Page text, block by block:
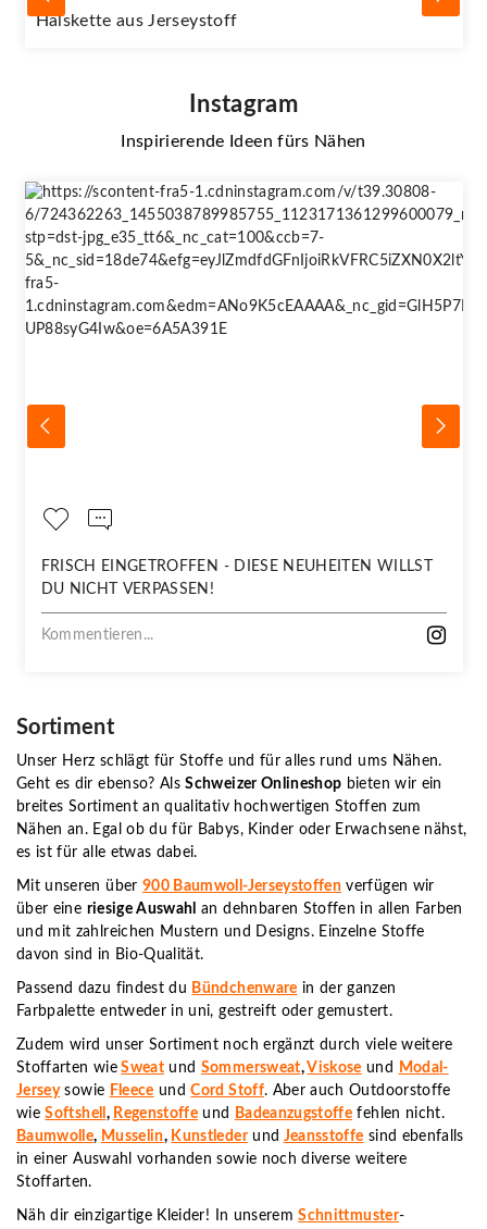
Halskette aus Jerseystoff
Instagram
Inspirierende Ideen fürs Nähen
FRISCH EINGETROFFEN - DIESE NEUHEITEN WILLST
DU NICHT VERPASSEN!
Kommentieren...
Sortiment
Unser Herz schlägt für Stoffe und für alles rund ums Nähen.
Geht es dir ebenso? AlsSchweizer Onlineshop bieten wir ein
breites Sortiment an qualitativ hochwertigen Stoffen zum
Nähen an. Egal ob du für Babys, Kinder oder Erwachsene nähst,
es ist für alle etwas dabei.
Mit unseren über 900 Baumwoll-Jerseystoffen verfügen wir
über eine riesige Auswahl an dehnbaren Stoffen in allen Farben
und mit zahlreichen Mustern und Designs. Einzelne Stoffe
davon sind in Bio-Qualität.
Passend dazu findest du Bündchenware in der ganzen
Farbpalette entweder in uni, gestreift oder gemustert.
Zudem wird unser Sortiment noch ergänzt durch viele weitere
Stoffarten wie Sweat und Sommersweat,Viskose und
Modal-
Jerseysowie Fleece undCord Stoff. Aber auch Outdoorstoffe
wieSoftshell , Regenstoffe und Badeanzugstoffe fehlen nicht.
Baumwolle, Musselin, Kunstlederund Jeansstoffe sind ebenfalls
in einer Auswahl vorhanden sowie noch diverse weitere
Stoffarten.
Näh dir einzigartige Kleider! In unseremSchnittmuster-